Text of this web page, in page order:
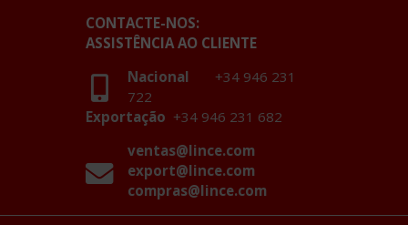
CONTACTE-NOS:
ASSISTÊNCIA AO CLIENTE
Nacional +34 946 231
722
Exportação +34 946 231 682
ventas@lince.com
export@lince.com
compras@lince.com